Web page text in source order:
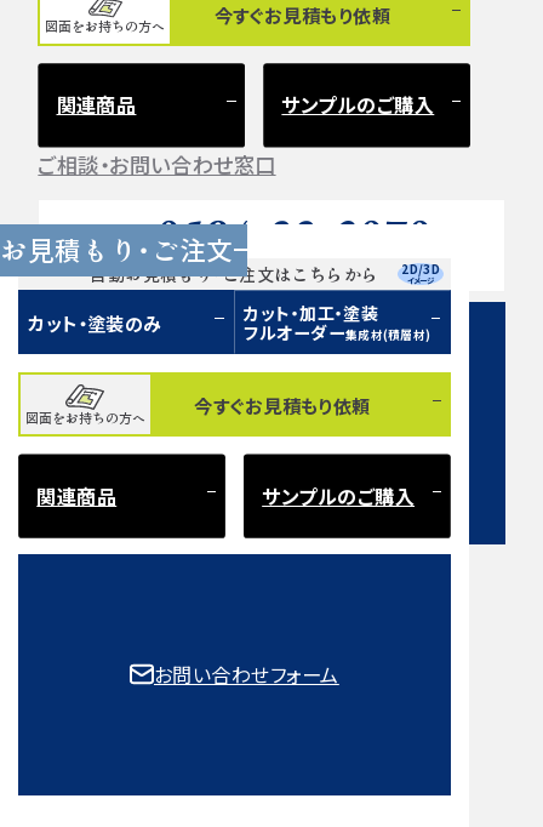
お見積もり・ご注文
自動お見積もり・ご注文はこちらから
カット・塗装のみ
カット・加工・塗装
フルオーダー集成材(積層材)
2D/3D
イメージ
図面をお持ちの方へ 今すぐお見積もり依頼
関連商品 サンプルのご購入
お問い合わせフォーム
図面をお持ちの方へ 今すぐお見積もり依頼
関連商品 サンプルのご購入
ご相談・お問い合わせ窓口
Tel. 0584-33-2070
営業時間 9:00〜17:00（土日祝 定休）
お問い合わせフォーム